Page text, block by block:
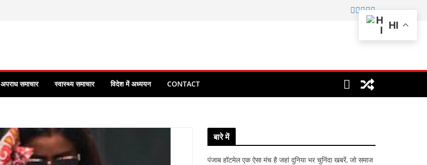
अपराध समाचार स्वास्थ्य समाचार विदेश में अध्ययन CONTACT
बारे में
पंजाब हॉटमेल एक ऐसा मंच है जहां दुनिया भर चुनिंदा खबरें, जो समाज
HI